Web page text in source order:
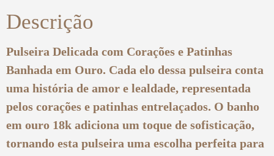
Descrição
Pulseira Delicada com Corações e Patinhas
Banhada em Ouro. Cada elo dessa pulseira conta
uma história de amor e lealdade, representada
pelos corações e patinhas entrelaçados. O banho
em ouro 18k adiciona um toque de sofisticação,
tornando esta pulseira uma escolha perfeita para